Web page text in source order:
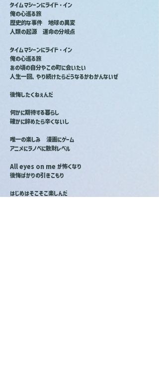
タイムマシーンにライド・イン
俺の心巡る旅
歴史的な事件　地球の異変
人類の起源　運命の分岐点
タイムマシーンにライド・イン
俺の心巡る旅
あの頃の自分やこの町に会いたい
人生一回、やり続けたらどうなるかわかんないぜ
後悔したくねぇんだ
何かに期待する暮らし
確かに辞めたら辛くないし
唯一の楽しみ　漫画にゲーム
アニメにラノベに散財レベル
All eyes on me が怖くなり
後悔ばかりの引きこもり
はじめはそこそこ楽しんだ